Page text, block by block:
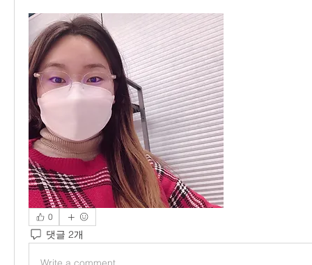
0
댓글 2개